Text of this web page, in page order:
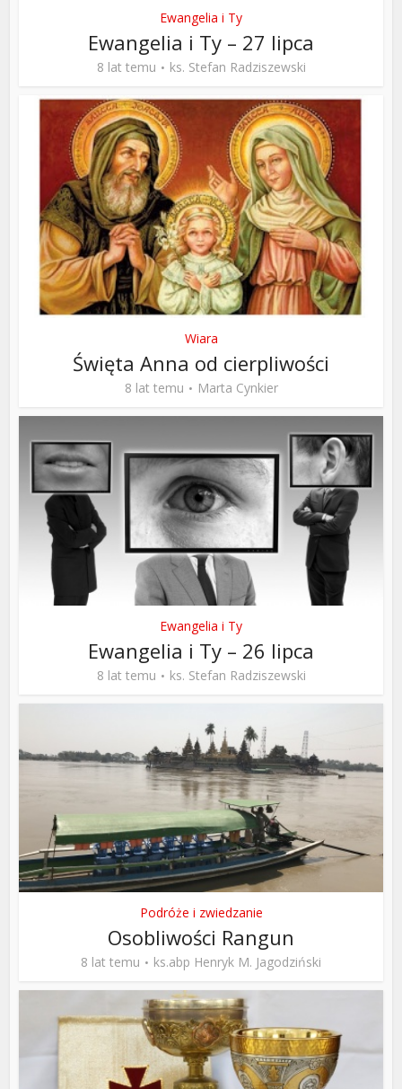
Ewangelia i Ty
Ewangelia i Ty – 27 lipca
8 lat temu ks. Stefan Radziszewski
Wiara
Święta Anna od cierpliwości
8 lat temu Marta Cynkier
Ewangelia i Ty
Ewangelia i Ty – 26 lipca
8 lat temu ks. Stefan Radziszewski
Podróże i zwiedzanie
Osobliwości Rangun
8 lat temu ks.abp Henryk M. Jagodziński